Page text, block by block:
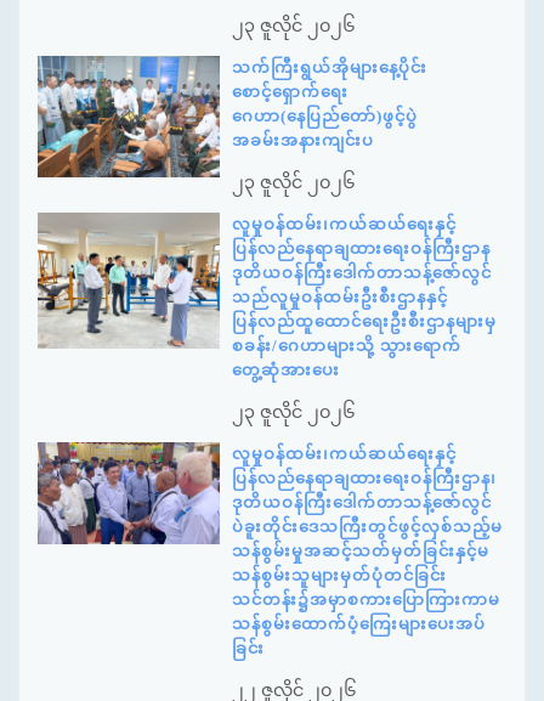
၂၃ ဇူလိုင် ၂၀၂၆
သက်ကြီးရွယ်အိုများနေ့ပိုင်း
စောင့်ရှောက်ရေး
ဂေဟာ(နေပြည်တော်)ဖွင့်ပွဲ
အခမ်းအနားကျင်းပ
၂၃ ဇူလိုင် ၂၀၂၆
လူမှုဝန်ထမ်း၊ကယ်ဆယ်ရေးနှင့်
ပြန်လည်နေရာချထားရေးဝန်ကြီးဌာန
ဒုတိယဝန်ကြီးဒေါက်တာသန့်ဇော်လွင်
သည်လူမှုဝန်ထမ်းဦးစီးဌာနနှင့်
ပြန်လည်ထူထောင်ရေးဦးစီးဌာနများမှ
စခန်း/ဂေဟာများသို့ သွားရောက်
တွေ့ဆုံအားပေး
၂၃ ဇူလိုင် ၂၀၂၆
လူမှုဝန်ထမ်း၊ကယ်ဆယ်ရေးနှင့်
ပြန်လည်နေရာချထားရေးဝန်ကြီးဌာန၊
ဒုတိယဝန်ကြီးဒေါက်တာသန့်ဇော်လွင်
ပဲခူးတိုင်းဒေသကြီးတွင်ဖွင့်လှစ်သည့်မ
သန်စွမ်းမှုအဆင့်သတ်မှတ်ခြင်းနှင့်မ
သန်စွမ်းသူများမှတ်ပုံတင်ခြင်း
သင်တန်း၌အမှာစကားပြောကြားကာမ
သန်စွမ်းထောက်ပံ့ကြေးများပေးအပ်
ခြင်း
၂၂ ဇူလိုင် ၂၀၂၆